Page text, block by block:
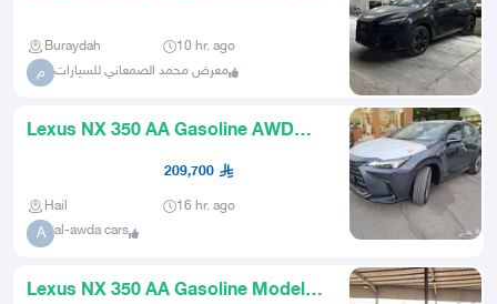
Buraydah 10 hr. ago
م معرض محمد الصمعاني للسيارات
Lexus NX 350 AA Gasoline AWD
209,700
Hail 16 hr. ago
A al-awda cars
Lexus NX 350 AA Gasoline Model